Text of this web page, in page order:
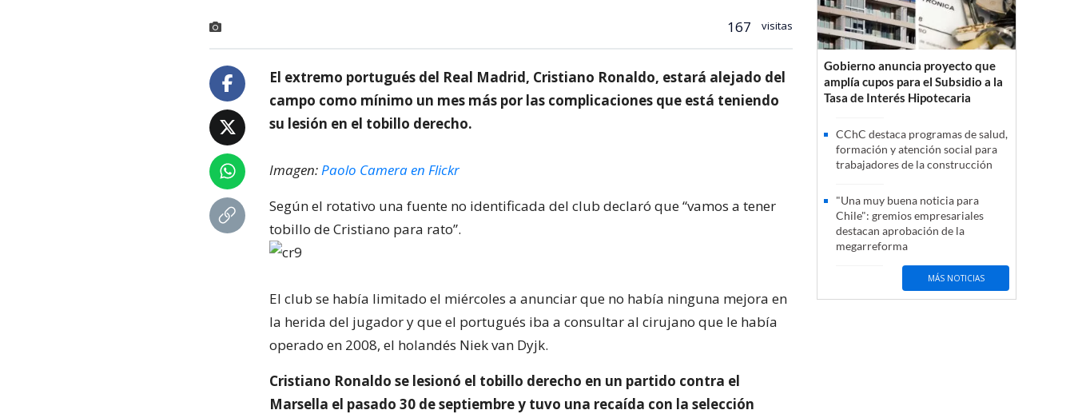
167 visitas
El extremo portugués del Real Madrid, Cristiano Ronaldo, estará alejado del
campo como mínimo un mes más por las complicaciones que está teniendo
su lesión en el tobillo derecho.
Imagen: Paolo Camera en Flickr
Según el rotativo una fuente no identificada del club declaró que “vamos a tener
tobillo de Cristiano para rato”.
El club se había limitado el miércoles a anunciar que no había ninguna mejora en
la herida del jugador y que el portugués iba a consultar al cirujano que le había
operado en 2008, el holandés Niek van Dyjk.
Cristiano Ronaldo se lesionó el tobillo derecho en un partido contra el
Marsella el pasado 30 de septiembre y tuvo una recaída con la selección
Gobierno anuncia proyecto que
amplía cupos para el Subsidio a la
Tasa de Interés Hipotecaria
CChC destaca programas de salud,
formación y atención social para
trabajadores de la construcción
"Una muy buena noticia para
Chile": gremios empresariales
destacan aprobación de la
megarreforma
MÁS NOTICIAS